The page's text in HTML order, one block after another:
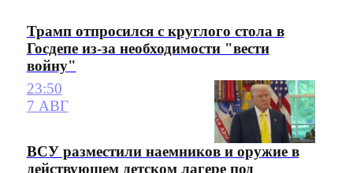
Трамп отпросился с круглого стола в
Госдепе из-за необходимости "вести
войну"
23:50
7 АВГ
ВСУ разместили наемников и оружие в
действующем детском лагере под